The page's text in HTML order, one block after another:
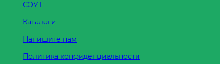
СОУТ
Каталоги
Напишите нам
Политика конфиденциальности